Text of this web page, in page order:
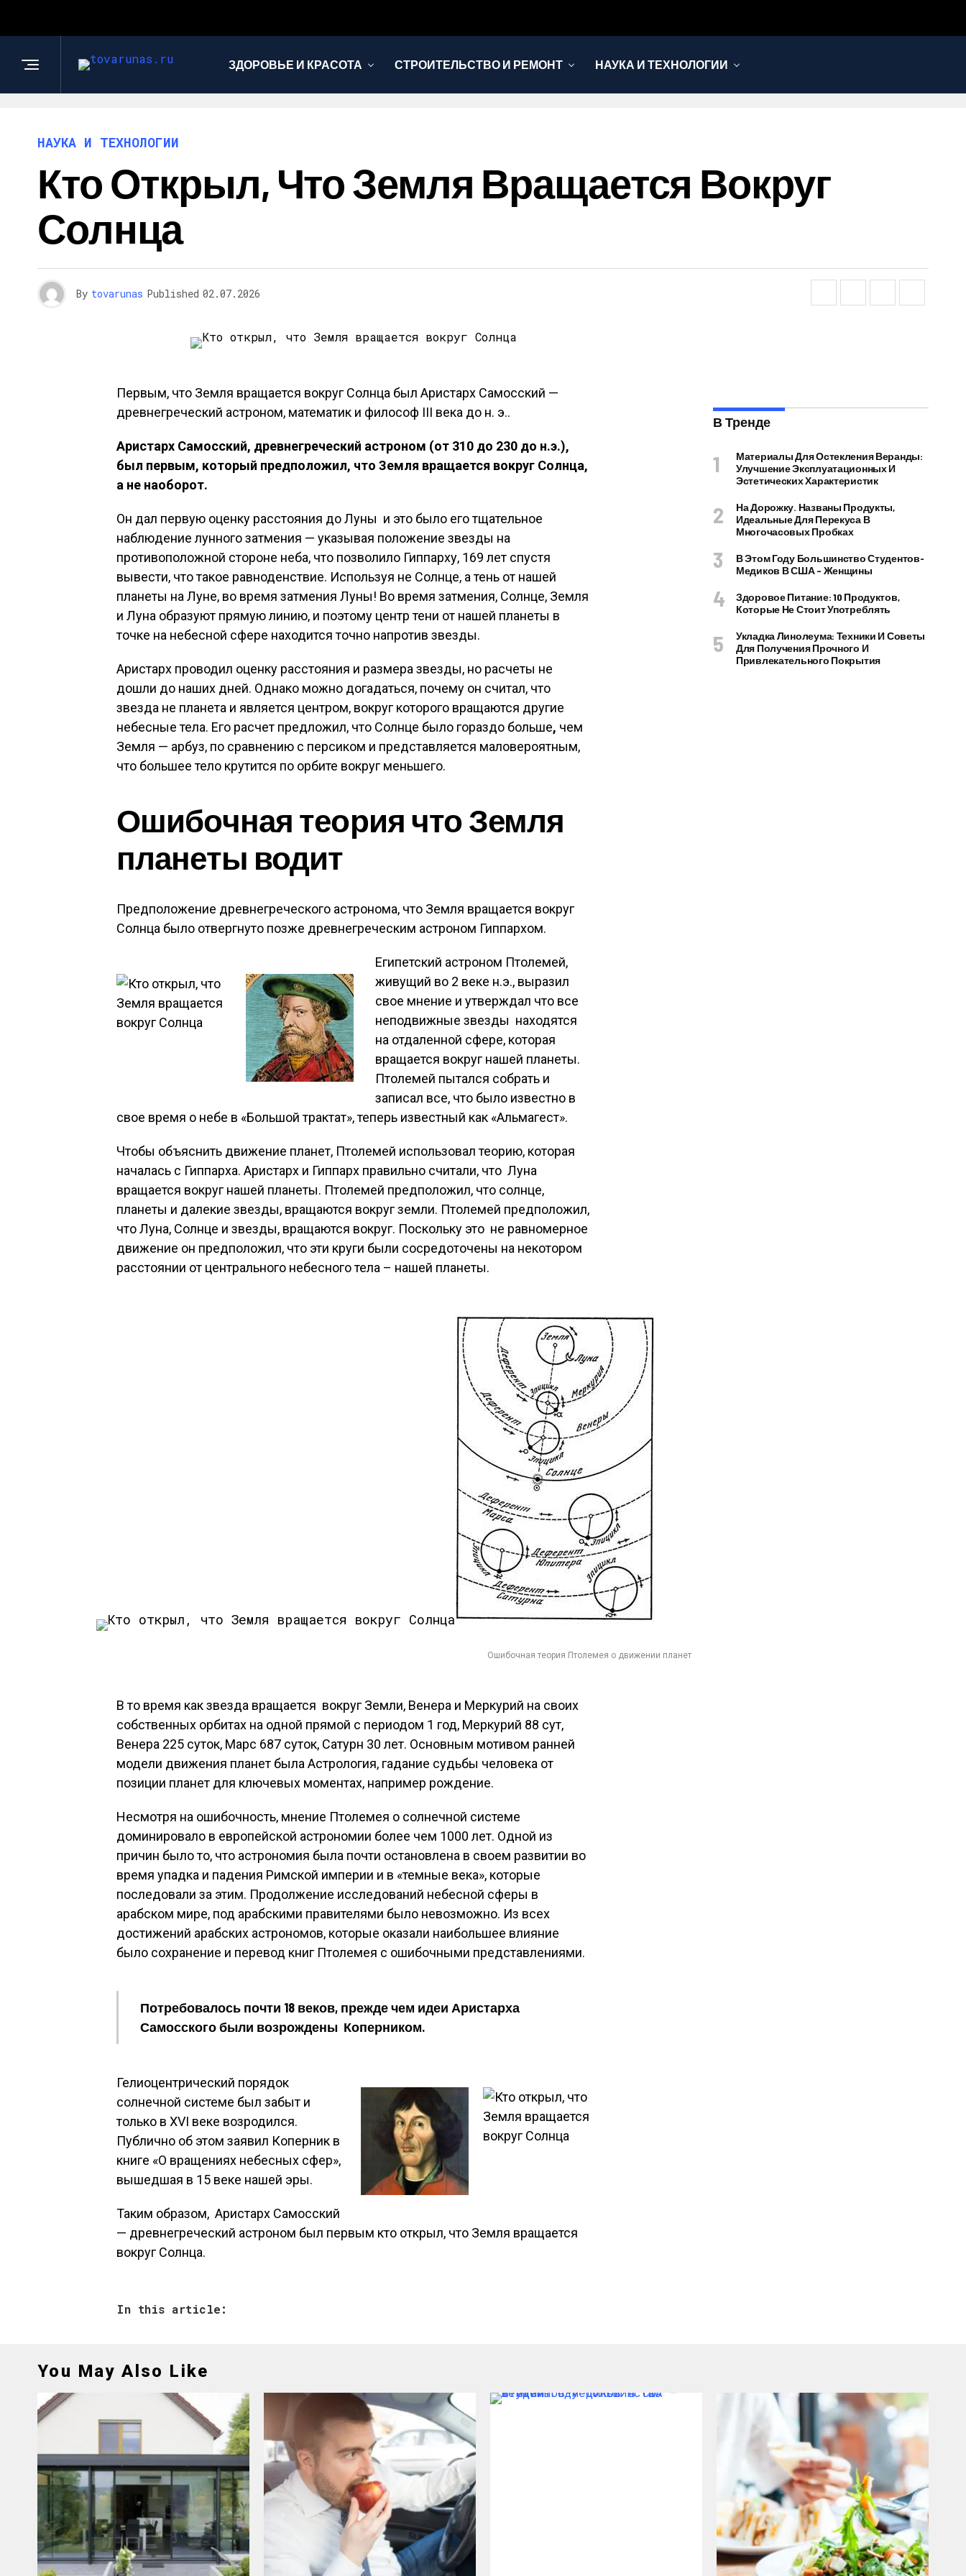
ЗДОРОВЬЕ И КРАСОТА СТРОИТЕЛЬСТВО И РЕМОНТ НАУКА И ТЕХНОЛОГИИ
НАУКА И ТЕХНОЛОГИИ
Кто Открыл, Что Земля Вращается Вокруг
Солнца
By tovarunas Published 02.07.2026
Первым, что Земля вращается вокруг Солнца был Аристарх Самосский —
древнегреческий астроном, математик и философ III века до н. э..
Аристарх Самосский, древнегреческий астроном (от 310 до 230 до н.э.),
был первым, который предположил, что Земля вращается вокруг Солнца,
а не наоборот.
Он дал первую оценку расстояния до Луны и это было его тщательное
наблюдение лунного затмения — указывая положение звезды на
противоположной стороне неба, что позволило Гиппарху, 169 лет спустя
вывести, что такое равноденствие. Используя не Солнце, а тень от нашей
планеты на Луне, во время затмения Луны! Во время затмения, Солнце, Земля
и Луна образуют прямую линию, и поэтому центр тени от нашей планеты в
точке на небесной сфере находится точно напротив звезды.
Аристарх проводил оценку расстояния и размера звезды, но расчеты не
дошли до наших дней. Однако можно догадаться, почему он считал, что
звезда не планета и является центром, вокруг которого вращаются другие
небесные тела. Его расчет предложил, что Солнце было гораздо больше, чем
Земля — арбуз, по сравнению с персиком и представляется маловероятным,
что большее тело крутится по орбите вокруг меньшего.
Ошибочная теория что Земля
планеты водит
Предположение древнегреческого астронома, что Земля вращается вокруг
Солнца было отвергнуто позже древнегреческим астроном Гиппархом.
Египетский астроном Птолемей,
живущий во 2 веке н.э., выразил
свое мнение и утверждал что все
неподвижные звезды находятся
на отдаленной сфере, которая
вращается вокруг нашей планеты.
Птолемей пытался собрать и
записал все, что было известно в
свое время о небе в «Большой трактат», теперь известный как «Альмагест».
Чтобы объяснить движение планет, Птолемей использовал теорию, которая
началась с Гиппарха. Аристарх и Гиппарх правильно считали, что Луна
вращается вокруг нашей планеты. Птолемей предположил, что солнце,
планеты и далекие звезды, вращаются вокруг земли. Птолемей предположил,
что Луна, Солнце и звезды, вращаются вокруг. Поскольку это не равномерное
движение он предположил, что эти круги были сосредоточены на некотором
расстоянии от центрального небесного тела – нашей планеты.
Ошибочная теория Птолемея о движении планет
В то время как звезда вращается вокруг Земли, Венера и Меркурий на своих
собственных орбитах на одной прямой с периодом 1 год, Меркурий 88 сут,
Венера 225 суток, Марс 687 суток, Сатурн 30 лет. Основным мотивом ранней
модели движения планет была Астрология, гадание судьбы человека от
позиции планет для ключевых моментах, например рождение.
Несмотря на ошибочность, мнение Птолемея о солнечной системе
доминировало в европейской астрономии более чем 1000 лет. Одной из
причин было то, что астрономия была почти остановлена в своем развитии во
время упадка и падения Римской империи и в «темные века», которые
последовали за этим. Продолжение исследований небесной сферы в
арабском мире, под арабскими правителями было невозможно. Из всех
достижений арабских астрономов, которые оказали наибольшее влияние
было сохранение и перевод книг Птолемея с ошибочными представлениями.
Потребовалось почти 18 веков, прежде чем идеи Аристарха
Самосского были возрождены Коперником.
Гелиоцентрический порядок
солнечной системе был забыт и
только в XVI веке возродился.
Публично об этом заявил Коперник в
книге «О вращениях небесных сфер»,
вышедшая в 15 веке нашей эры.
Таким образом, Аристарх Самосский
— древнегреческий астроном был первым кто открыл, что Земля вращается
вокруг Солнца.
In this article:
В Тренде
Материалы Для Остекления Веранды:
Улучшение Эксплуатационных И
Эстетических Характеристик
На Дорожку. Названы Продукты,
Идеальные Для Перекуса В
Многочасовых Пробках
В Этом Году Большинство Студентов-
Медиков В США – Женщины
Здоровое Питание: 10 Продуктов,
Которые Не Стоит Употреблять
Укладка Линолеума: Техники И Советы
Для Получения Прочного И
Привлекательного Покрытия
You May Also Like